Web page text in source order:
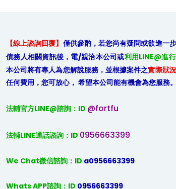
【線上諮詢回覆】 僅供參酌，若您尚有疑問或欲進一
債務人相關資訊後，電/親洽本公司或利用LINE@進
本公司將有專人為您解說服務，並根據案件之實際狀況
任何費用，您可放心， 希望本公司能有機會為您服務
法輔官方LINE@諮詢：ID @fortfu
法輔LINE通話諮詢：ID 0956663399
We Chat微信諮詢：ID a0956663399
Whats APP諮詢：ID 0956663399